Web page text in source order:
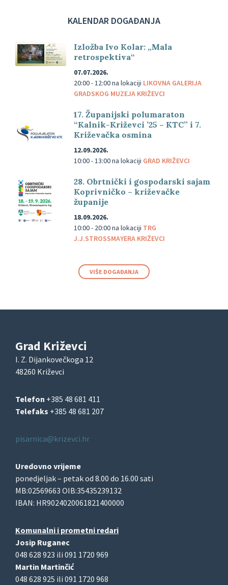
KALENDAR DOGAĐANJA
Izložba Ivo Kolar: „Mala
retrospektiva“
07.07.2026.
20:00 - 12:00na lokaciji LIKOVNA GALERIJA
GRADSKOG MUZEJA KRIŽEVCI
17. Županijski polumaraton
“Kalnik-Križevci ’25 – KTC” i 7.
Križevačka osmina
12.09.2026.
10:00 - 13:00na lokaciji GRAD KRIŽEVCI
28. Obrtnički i gospodarski sajam
Koprivničko – križevačke
županije
18.09.2026.
10:00 - 20:00na lokaciji TRG
J.J.STROSSMAYERA KRIŽEVCI
VIŠE DOGAĐANJA
Grad Križevci
I. Z. Dijankovečkoga 12
48260 Križevci
Telefon +385 48 681 411
Telefaks +385 48 681 207
pisarnica@krizevci.hr
Uredovno vrijeme
ponedjeljak – petak od 8.00 do 16.00 sati
MB:02569663 OIB:35435239132
IBAN: HR9024020061821400000
Komunalni i prometni redari
Josip Ruganec
048 628 923 ili 091 1720 969
Martin Martinčić
048 628 925 ili 091 1720 968